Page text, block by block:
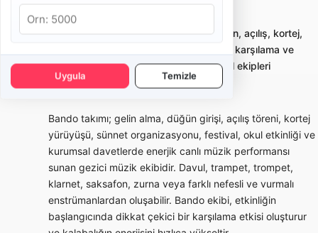
Uygula Temizle
İstanbul Maltepe Bando Takımı
Bando takımı kiralama; gelin alma, düğün, açılış, kortej,
sünnet ve kurumsal etkinliklerde enerjik karşılama ve
yürüyüş performansı sunan profesyonel ekipleri
karşılaştırmayı sağlar.
Bando takımı; gelin alma, düğün girişi, açılış töreni, kortej
yürüyüşü, sünnet organizasyonu, festival, okul etkinliği ve
kurumsal davetlerde enerjik canlı müzik performansı
sunan gezici müzik ekibidir. Davul, trampet, trompet,
klarnet, saksafon, zurna veya farklı nefesli ve vurmalı
enstrümanlardan oluşabilir. Bando ekibi, etkinliğin
başlangıcında dikkat çekici bir karşılama etkisi oluşturur